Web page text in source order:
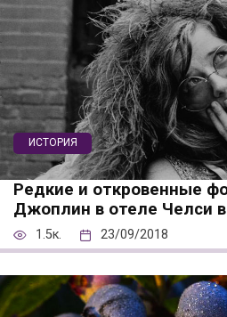
ИСТОРИЯ
Редкие и откровенные
Джоплин в отеле Челси
1.5к. 23/09/2018